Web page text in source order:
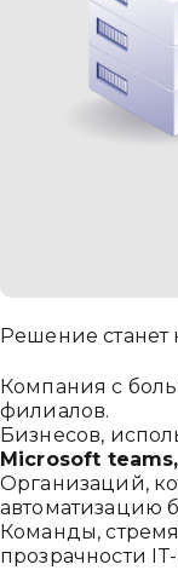
Решение
Компания с
филиалов.
Бизнесов,
Microsoft
Организаций,
автоматизацию
Команды,
прозрачности